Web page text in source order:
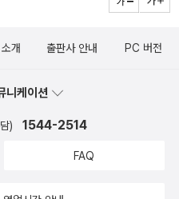
개 출판사 안내 PC 버전
니케이션
) 1544-2514
FAQ